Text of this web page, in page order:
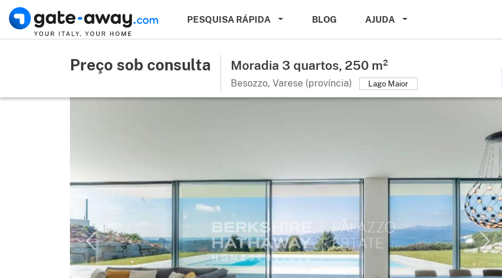
PESQUISA RÁPIDA BLOG AJUDA
Preço sob consulta Moradia 3 quartos, 250 m²
Besozzo, Varese (província) Lago Maior